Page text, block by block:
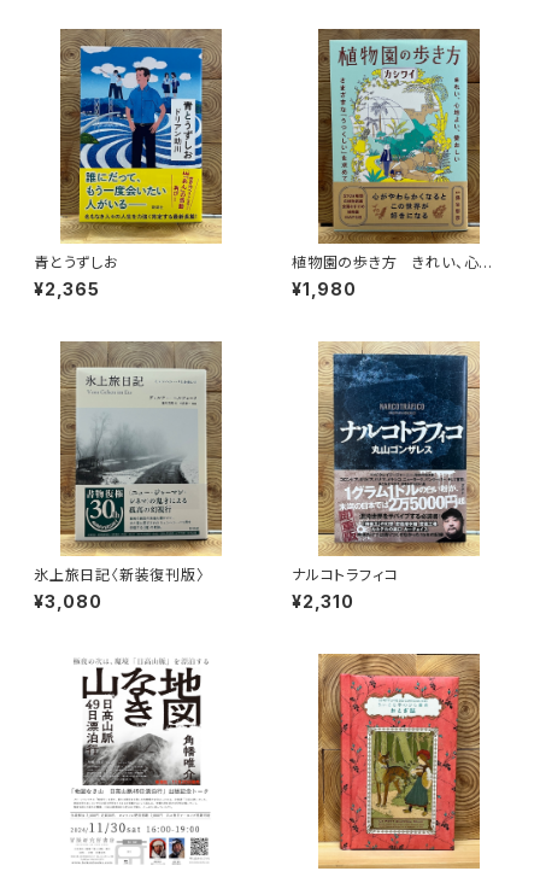
青とうずしお
¥2,365
植物園の歩き方 きれい、心地
よい、愛おしい さまざまな「うつ
くしい」を求めて
¥1,980
氷上旅日記〈新装復刊版〉
¥3,080
ナルコトラフィコ
¥2,310